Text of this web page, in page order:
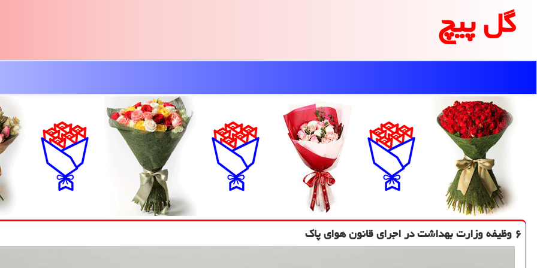
گل پیچ
۶ وظیفه وزارت بهداشت در اجرای قانون هوای پاك